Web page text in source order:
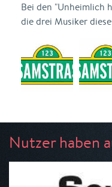
Bei den "Unheimlich
die drei Musiker
Nutzer haben